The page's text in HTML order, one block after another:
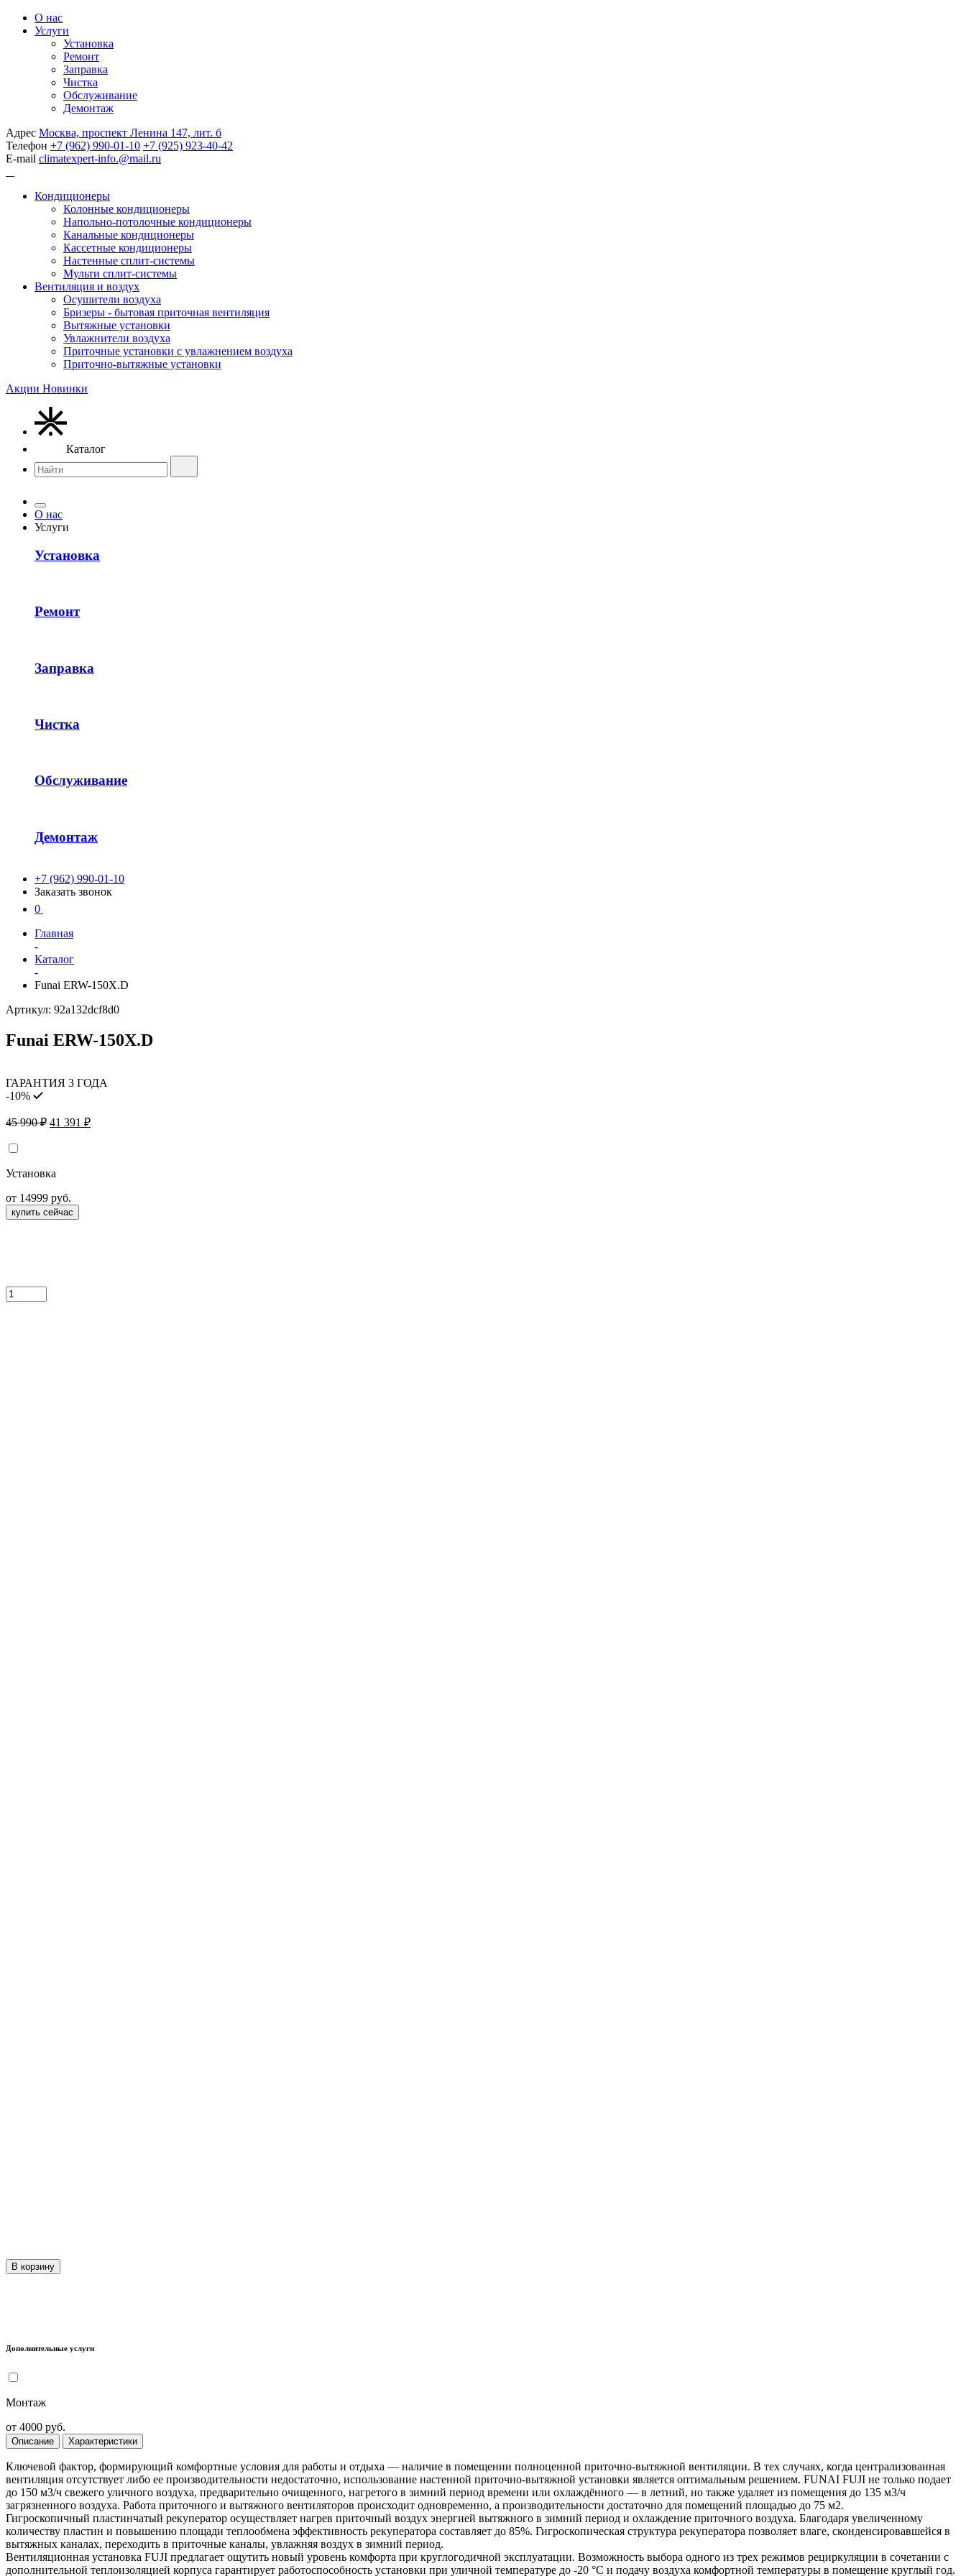
О нас
Услуги
Установка
Ремонт
Заправка
Чистка
Обслуживание
Демонтаж
Адрес Москва, проспект Ленина 147, лит. б
Телефон +7 (962) 990-01-10 +7 (925) 923-40-42
E-mail climatexpert-info.@mail.ru
Кондиционеры
Колонные кондиционеры
Напольно-потолочные кондиционеры
Канальные кондиционеры
Кассетные кондиционеры
Настенные сплит-системы
Мульти сплит-системы
Вентиляция и воздух
Осушители воздуха
Бризеры - бытовая приточная вентиляция
Вытяжные установки
Увлажнители воздуха
Приточные установки с увлажнением воздуха
Приточно-вытяжные установки
Акции Новинки
Каталог
О нас
Услуги
Установка
Ремонт
Заправка
Чистка
Обслуживание
Демонтаж
+7 (962) 990-01-10
Заказать звонок
0
Главная
-
Каталог
-
Funai ERW-150X.D
Артикул: 92a132dcf8d0
Funai ERW-150X.D
ГАРАНТИЯ 3 ГОДА
-10%
45 990₽ Первоначальная
990 ₽.
41 391 ₽Текущая
Установка
от 14999 руб.
купить сейчас
В корзину
Дополнительные услуги
Монтаж
от 4000 руб.
Описание Характеристики
Ключевой фактор, формирующий комфортные условия для работы и отдыха — наличие в помещении полноценной приточно-вытяжной вентиляции. В тех случаях, когда централизованная
вентиляция отсутствует либо ее производительности недостаточно, использование настенной приточно-вытяжной установки является оптимальным решением. FUNAI FUJI не только подает
до 150 м3/ч свежего уличного воздуха, предварительно очищенного, нагретого в зимний период времени или охлаждённого — в летний, но также удаляет из помещения до 135 м3/ч
загрязненного воздуха. Работа приточного и вытяжного вентиляторов происходит одновременно, а производительности достаточно для помещений площадью до 75 м2.
Гигроскопичный пластинчатый рекуператор осуществляет нагрев приточный воздух энергией вытяжного в зимний период и охлаждение приточного воздуха. Благодаря увеличенному
количеству пластин и повышению площади теплообмена эффективность рекуператора составляет до 85%. Гигроскопическая структура рекуператора позволяет влаге, сконденсировавшейся в
вытяжных каналах, переходить в приточные каналы, увлажняя воздух в зимний период.
Вентиляционная установка FUJI предлагает ощутить новый уровень комфорта при круглогодичной эксплуатации. Возможность выбора одного из трех режимов рециркуляции в сочетании с
дополнительной теплоизоляцией корпуса гарантирует работоспособность установки при уличной температуре до -20 °С и подачу воздуха комфортной температуры в помещение круглый год.